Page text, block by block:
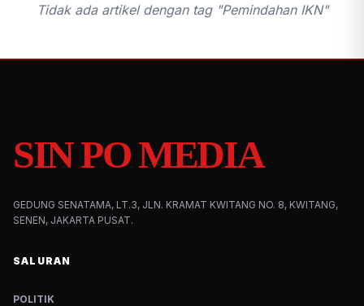
Tidak ada artikel dengan tag "Pemindahan IKN"
SIN PO MEDIA
GEDUNG SENATAMA, LT.3, JLN. KRAMAT KWITANG NO. 8, KWITANG,
SENEN, JAKARTA PUSAT.
SALURAN
POLITIK